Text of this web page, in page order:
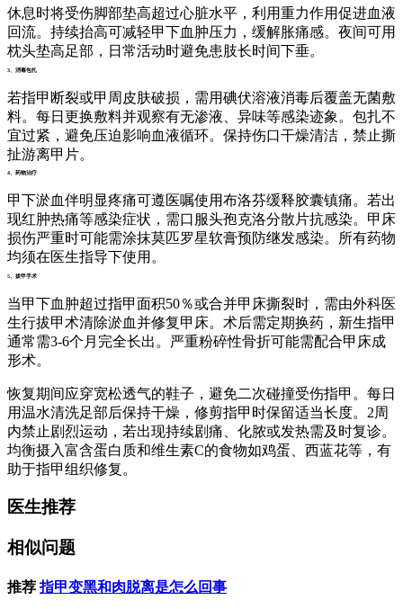
休息时将受伤脚部垫高超过心脏水平，利用重力作用促进血液
回流。持续抬高可减轻甲下血肿压力，缓解胀痛感。夜间可用
枕头垫高足部，日常活动时避免患肢长时间下垂。
3、消毒包扎
若指甲断裂或甲周皮肤破损，需用碘伏溶液消毒后覆盖无菌敷
料。每日更换敷料并观察有无渗液、异味等感染迹象。包扎不
宜过紧，避免压迫影响血液循环。保持伤口干燥清洁，禁止撕
扯游离甲片。
4、药物治疗
甲下淤血伴明显疼痛可遵医嘱使用布洛芬缓释胶囊镇痛。若出
现红肿热痛等感染症状，需口服头孢克洛分散片抗感染。甲床
损伤严重时可能需涂抹莫匹罗星软膏预防继发感染。所有药物
均须在医生指导下使用。
5、拔甲手术
当甲下血肿超过指甲面积50％或合并甲床撕裂时，需由外科医
生行拔甲术清除淤血并修复甲床。术后需定期换药，新生指甲
通常需3-6个月完全长出。严重粉碎性骨折可能需配合甲床成
形术。
恢复期间应穿宽松透气的鞋子，避免二次碰撞受伤指甲。每日
用温水清洗足部后保持干燥，修剪指甲时保留适当长度。2周
内禁止剧烈运动，若出现持续剧痛、化脓或发热需及时复诊。
均衡摄入富含蛋白质和维生素C的食物如鸡蛋、西蓝花等，有
助于指甲组织修复。
医生推荐
相似问题
推荐 指甲变黑和肉脱离是怎么回事